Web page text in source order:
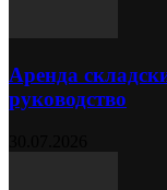
Аренда
руководство